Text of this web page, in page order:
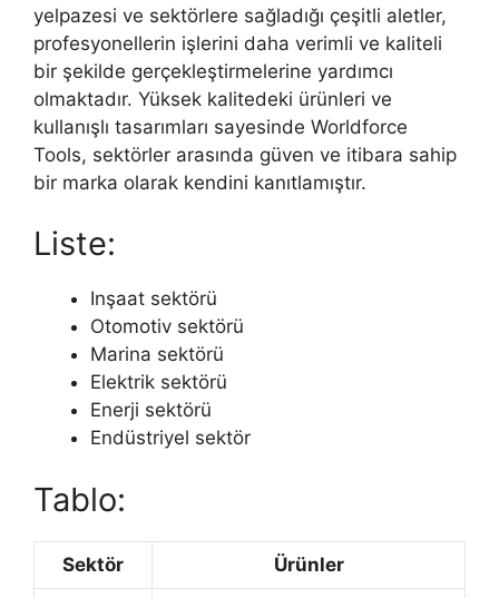
yelpazesi ve sektörlere sağladığı çeşitli aletler,
profesyonellerin işlerini daha verimli ve kaliteli
bir şekilde gerçekleştirmelerine yardımcı
olmaktadır. Yüksek kalitedeki ürünleri ve
kullanışlı tasarımları sayesinde Worldforce
Tools, sektörler arasında güven ve itibara sahip
bir marka olarak kendini kanıtlamıştır.
Liste:
Inşaat sektörü
Otomotiv sektörü
Marina sektörü
Elektrik sektörü
Enerji sektörü
Endüstriyel sektör
Tablo:
Sektör Ürünler